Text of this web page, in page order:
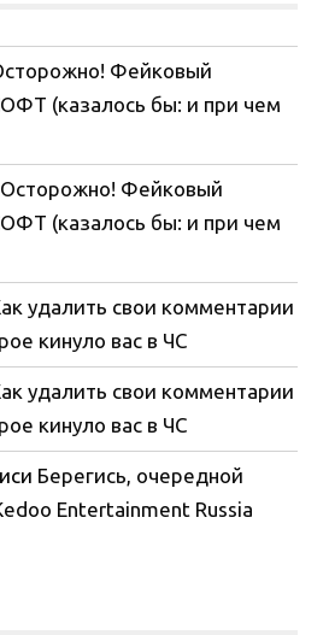
Фейковый
(казалось бы: и при чем
Осторожно! Фейковый
(казалось бы: и при чем
удалить свои комментарии
кинуло вас в ЧС
удалить свои комментарии
кинуло вас в ЧС
Берегись, очередной
Entertainment Russia